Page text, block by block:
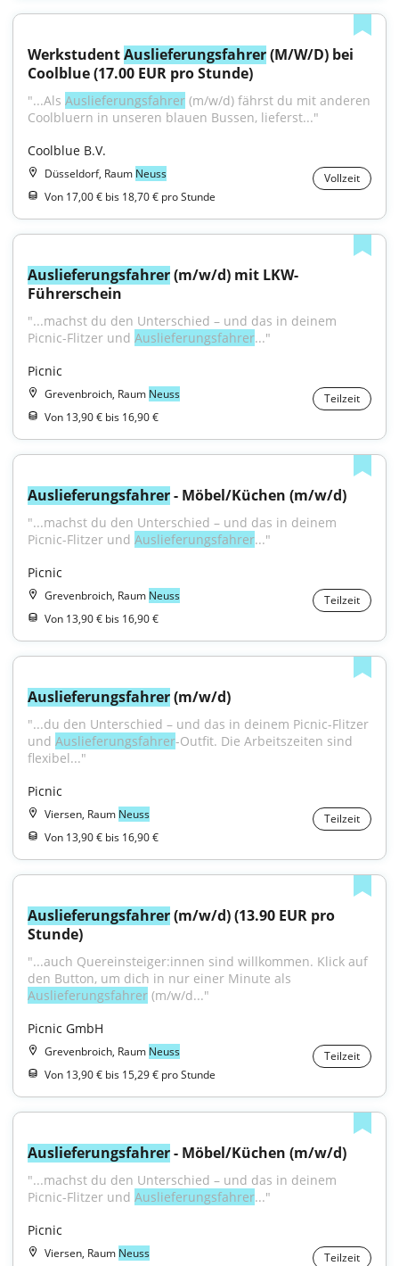
Werkstudent Auslieferungsfahrer (M/W/D) bei
Coolblue (17.00 EUR pro Stunde)
"...Als Auslieferungsfahrer (m/w/d) fährst du mit anderen
Coolbluern in unseren blauen Bussen, lieferst..."
Coolblue B.V.
Düsseldorf, Raum Neuss
Vollzeit
Von 17,00 € bis 18,70 € pro Stunde
Auslieferungsfahrer (m/w/d) mit LKW-
Führerschein
"...machst du den Unterschied – und das in deinem
Picnic-Flitzer und Auslieferungsfahrer..."
Picnic
Grevenbroich, Raum Neuss
Teilzeit
Von 13,90 € bis 16,90 €
Auslieferungsfahrer - Möbel/Küchen (m/w/d)
"...machst du den Unterschied – und das in deinem
Picnic-Flitzer und Auslieferungsfahrer..."
Picnic
Grevenbroich, Raum Neuss
Teilzeit
Von 13,90 € bis 16,90 €
Auslieferungsfahrer (m/w/d)
"...du den Unterschied – und das in deinem Picnic-Flitzer
und Auslieferungsfahrer-Outfit. Die Arbeitszeiten sind
flexibel..."
Picnic
Viersen, Raum Neuss
Teilzeit
Von 13,90 € bis 16,90 €
Auslieferungsfahrer (m/w/d) (13.90 EUR pro
Stunde)
"...auch Quereinsteiger:innen sind willkommen. Klick auf
Auslieferungsfahrer (m/w/d..."
Picnic GmbH
Grevenbroich, Raum Neuss
Teilzeit
Von 13,90 € bis 15,29 € pro Stunde
Auslieferungsfahrer - Möbel/Küchen (m/w/d)
"...machst du den Unterschied – und das in deinem
Picnic-Flitzer und Auslieferungsfahrer..."
Picnic
Viersen, Raum Neuss Teilzeit